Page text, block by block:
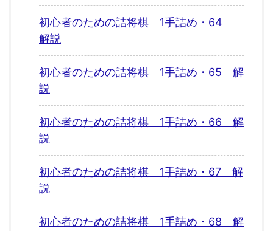
初心者のための詰将棋 1手詰め・64
解説
初心者のための詰将棋 1手詰め・65 解
説
初心者のための詰将棋 1手詰め・66 解
説
初心者のための詰将棋 1手詰め・67 解
説
初心者のための詰将棋 1手詰め・68 解